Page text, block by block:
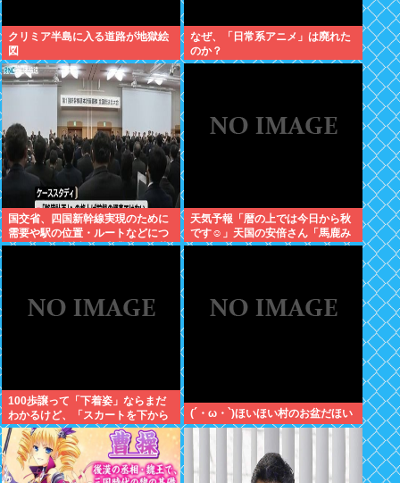
クリミア半島に入る道路が地獄絵
図
なぜ、「日常系アニメ」は廃れた
のか？
国交省、四国新幹線実現のために
需要や駅の位置・ルートなどにつ
いて調査・検討する事業者を公募
天気予報「暦の上では今日から秋
です☺」天国の安倍さん「馬鹿み
たいな暦だな」
100歩譲って「下着姿」ならまだ
わかるけど、「スカートを下から
盗撮して写った下着写真」見て何
が楽しいんだ？
(´・ω・`)ほいほい村のお盆だほい